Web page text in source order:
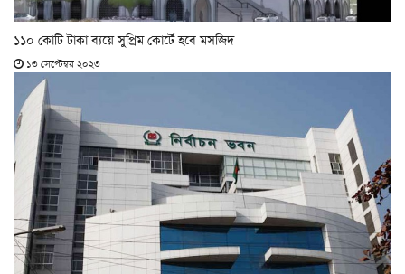
১১০ কোটি টাকা ব্যয়ে সুপ্রিম কোর্টে হবে মসজিদ
১৩ সেপ্টেম্বর ২০২৩